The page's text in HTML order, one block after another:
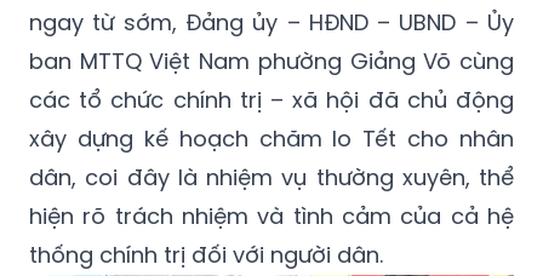
ngay từ sớm, Đảng ủy – HĐND – UBND – Ủy
ban MTTQ Việt Nam phường Giảng Võ cùng
các tổ chức chính trị – xã hội đã chủ động
xây dựng kế hoạch chăm lo Tết cho nhân
dân, coi đây là nhiệm vụ thường xuyên, thể
hiện rõ trách nhiệm và tình cảm của cả hệ
thống chính trị đối với người dân.